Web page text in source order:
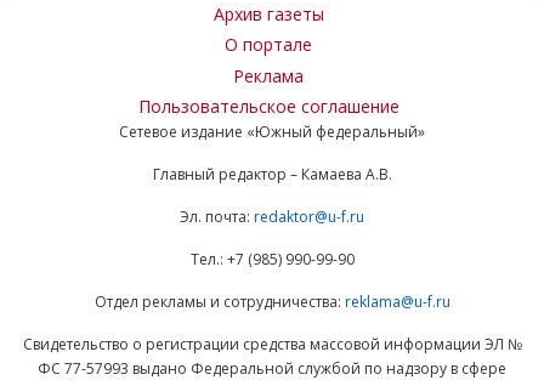
Архив газеты
О портале
Реклама
Пользовательское соглашение
Сетевое издание «Южный федеральный»
Главный редактор – Камаева А.В.
Эл. почта: redaktor@u-f.ru
Тел.: +7 (985) 990-99-90
Отдел рекламы и сотрудничества: reklama@u-f.ru
Свидетельство о регистрации средства массовой информации ЭЛ №
ФС 77-57993 выдано Федеральной службой по надзору в сфере